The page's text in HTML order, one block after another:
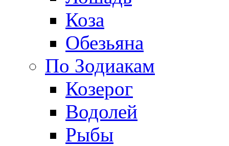
Коза
Обезьяна
По Зодиакам
Козерог
Водолей
Рыбы